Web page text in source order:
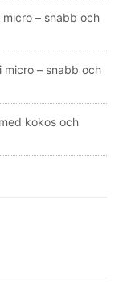
– snabb och
micro – snabb och
kokos och